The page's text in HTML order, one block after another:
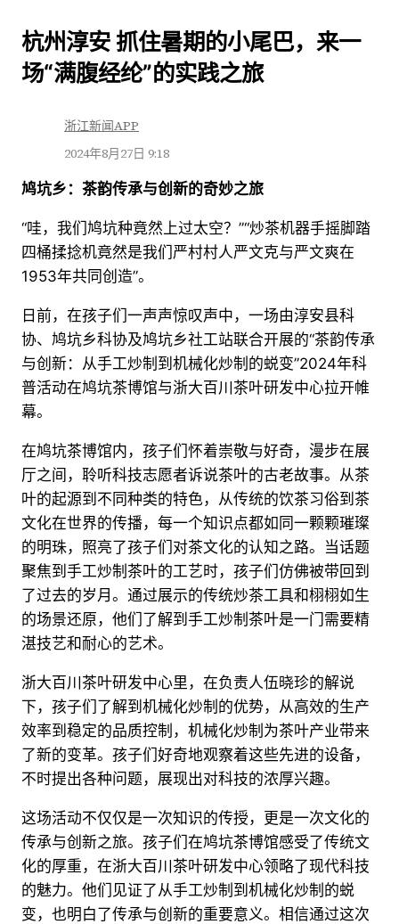
杭州淳安 抓住暑期的小尾巴，来一
场“满腹经纶”的实践之旅
浙江新闻APP
2024年8月27日 9:18
鸠坑乡：茶韵传承与创新的奇妙之旅
“哇，我们鸠坑种竟然上过太空？”“炒茶机器手摇脚踏
四桶揉捻机竟然是我们严村村人严文克与严文爽在
1953年共同创造”。
日前，在孩子们一声声惊叹声中，一场由淳安县科
协、鸠坑乡科协及鸠坑乡社工站联合开展的“茶韵传承
与创新：从手工炒制到机械化炒制的蜕变”2024年科
普活动在鸠坑茶博馆与浙大百川茶叶研发中心拉开帷
幕。
在鸠坑茶博馆内，孩子们怀着崇敬与好奇，漫步在展
厅之间，聆听科技志愿者诉说茶叶的古老故事。从茶
叶的起源到不同种类的特色，从传统的饮茶习俗到茶
文化在世界的传播，每一个知识点都如同一颗颗璀璨
的明珠，照亮了孩子们对茶文化的认知之路。当话题
聚焦到手工炒制茶叶的工艺时，孩子们仿佛被带回到
了过去的岁月。通过展示的传统炒茶工具和栩栩如生
的场景还原，他们了解到手工炒制茶叶是一门需要精
湛技艺和耐心的艺术。
浙大百川茶叶研发中心里，在负责人伍晓珍的解说
下，孩子们了解到机械化炒制的优势，从高效的生产
效率到稳定的品质控制，机械化炒制为茶叶产业带来
了新的变革。孩子们好奇地观察着这些先进的设备，
不时提出各种问题，展现出对科技的浓厚兴趣。
这场活动不仅仅是一次知识的传授，更是一次文化的
传承与创新之旅。孩子们在鸠坑茶博馆感受了传统文
化的厚重，在浙大百川茶叶研发中心领略了现代科技
的魅力。他们见证了从手工炒制到机械化炒制的蜕
变，也明白了传承与创新的重要意义。相信通过这次